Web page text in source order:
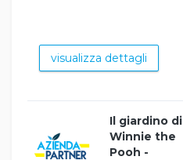
visualizza dettagli
Il giardino di
Winnie the
Pooh -